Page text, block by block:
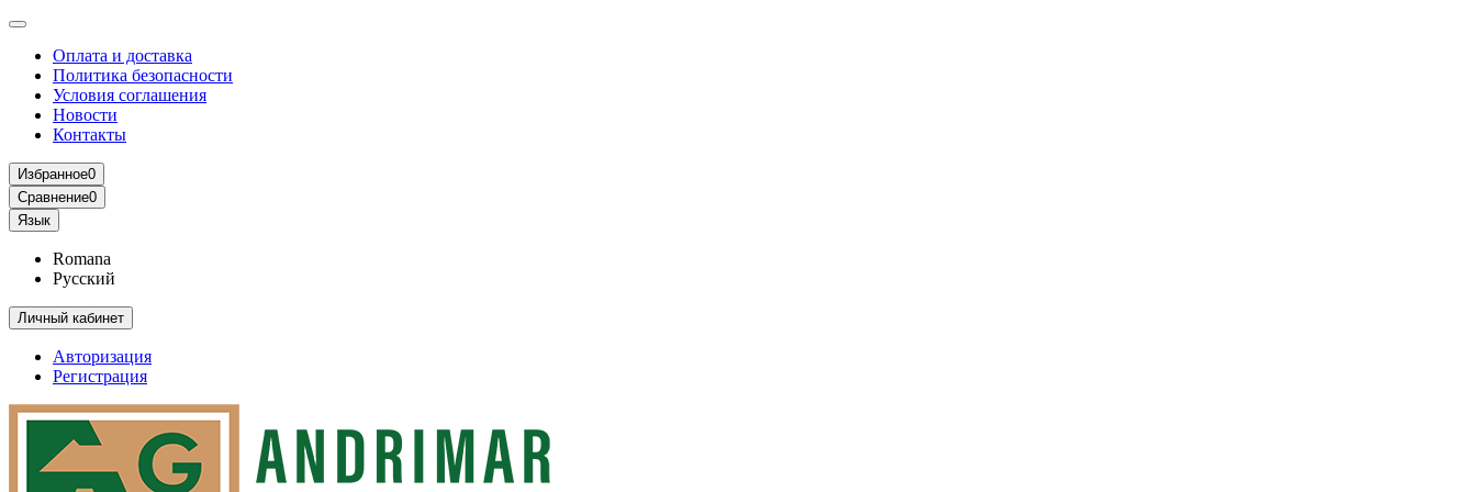
Оплата и доставка
Политика безопасности
Условия соглашения
Новости
Контакты
Избранное0
Сравнение0
Язык
Romana
Русский
Личный кабинет
Авторизация
Регистрация